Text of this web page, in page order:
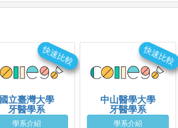
國立臺灣大學
牙醫學系
學系介紹
快速比較
中山醫學大學
牙醫學系
學系介紹
快速比較